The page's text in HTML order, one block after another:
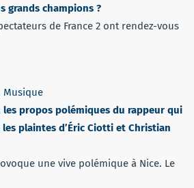
grands champions ?
de France 2 ont rendez-vous
Musique
les propos polémiques du rappeur qui
plaintes d’Éric Ciotti et Christian
une vive polémique à Nice. Le